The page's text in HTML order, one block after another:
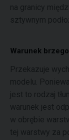
na granicy
sztywnym
Warunek
Przekazuje
modelu.
jest to rodzaj
warunek jest
w obrębie
tej warstwy za